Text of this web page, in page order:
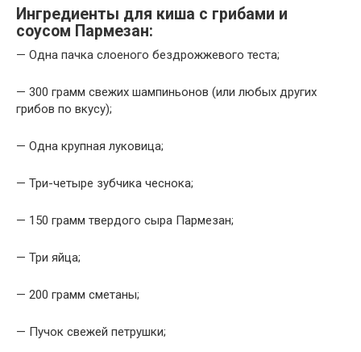
Ингредиенты для киша с грибами и
соусом Пармезан:
— Одна пачка слоеного бездрожжевого теста;
— 300 грамм свежих шампиньонов (или любых других
грибов по вкусу);
— Одна крупная луковица;
— Три-четыре зубчика чеснока;
— 150 грамм твердого сыра Пармезан;
— Три яйца;
— 200 грамм сметаны;
— Пучок свежей петрушки;